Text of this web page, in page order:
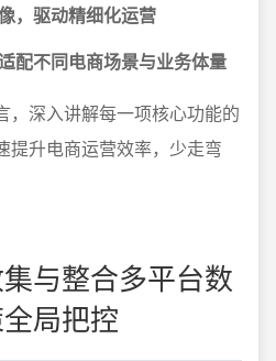
，驱动精细化运营
配不同电商场景与业务体量
，深入讲解每一项核心功能的
提升电商运营效率，少走弯
与整合多平台数
局把控